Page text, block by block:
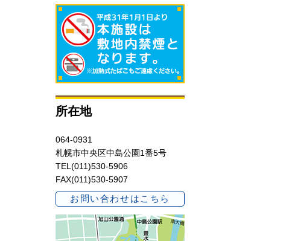
所在地
064-0931
札幌市中央区中島公園1番5号
TEL(011)530-5906
FAX(011)530-5907
お問い合わせはこちら